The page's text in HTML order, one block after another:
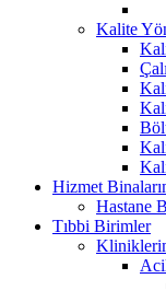
Kalite
Hizmet
Hastane
Tıbbi Birimler